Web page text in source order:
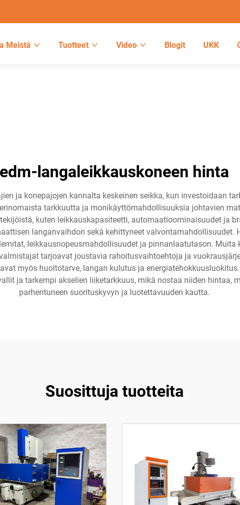
Meistä Tuotteet Video Blogit UKK
edm-langaleikkauskoneen hinta
ja konepajojen kannalta keskeinen seikka, kun investoidaan
tarkkuutta ja monikäyttömahdollisuuksia johtavien
kuten leikkauskapasiteetti, automaatioominaisuudet ja
langanvaihdon sekä kehittyneet valvontamahdollisuudet.
leikkausnopeusmahdollisuudet ja pinnanlaatutason. Muita
tarjoavat joustavia rahoitusvaihtoehtoja ja
myös huoltotarve, langan kulutus ja
ja tarkempi akselien liike­tarkkuus, mikä nostaa niiden hintaa,
parhentuneen suorituskyvyn ja luotettavuuden kautta.
Suosittuja tuotteita